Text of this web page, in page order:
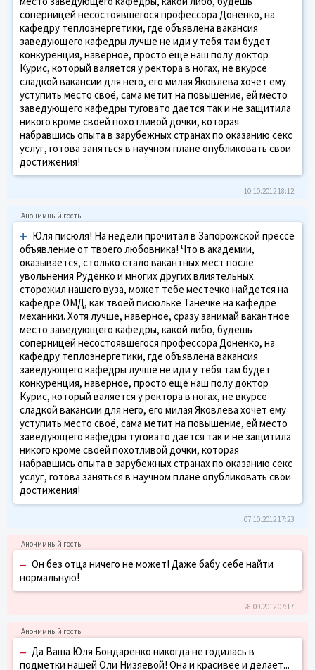
соперницей несостоявшегося профессора Доненко, на
кафедру теплоэнергетики, где объявлена вакансия
заведующего кафедры лучше не иди у тебя там будет
конкуренция, наверное, просто еще наш полу доктор
Курис, который валяется у ректора в ногах, не вкурсе
сладкой вакансии для него, его милая Яковлева хочет ему
уступить место своё, сама метит на повышение, ей место
заведующего кафедры туговато дается так и не защитила
никого кроме своей похотливой дочки, которая
набравшись опыта в зарубежных странах по оказанию секс
услуг, готова заняться в научном плане опубликовать свои
достижения!
10.10.2012 18:12
+ Юля писюля! На недели прочитал в Запорожской прессе
объявление от твоего любовника! Что в академии,
оказывается, столько стало вакантных мест после
увольнения Руденко и многих других влиятельных
сторожил нашего вуза, может тебе местечко найдется на
кафедре ОМД, как твоей писюльке Танечке на кафедре
механики. Хотя лучше, наверное, сразу занимай вакантное
место заведующего кафедры, какой либо, будешь
соперницей несостоявшегося профессора Доненко, на
кафедру теплоэнергетики, где объявлена вакансия
заведующего кафедры лучше не иди у тебя там будет
конкуренция, наверное, просто еще наш полу доктор
Курис, который валяется у ректора в ногах, не вкурсе
сладкой вакансии для него, его милая Яковлева хочет ему
уступить место своё, сама метит на повышение, ей место
заведующего кафедры туговато дается так и не защитила
никого кроме своей похотливой дочки, которая
набравшись опыта в зарубежных странах по оказанию секс
услуг, готова заняться в научном плане опубликовать свои
достижения!
07.10.2012 17:23
– Он без отца ничего не может! Даже бабу себе найти
нормальную!
28.09.2012 07:17
– Да Ваша Юля Бондаренко никогда не годилась в
подметки нашей Оли Низяевой! Она и красивее и делает...